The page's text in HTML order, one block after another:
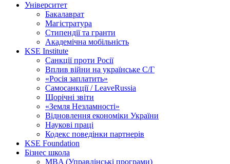
Університет
Бакалаврат
Магістратура
Стипендії та гранти
Академічна мобільність
KSE Institute
Санкції проти Росії
Вплив війни на українське С/Г
«Росія заплатить»
Самосанкції / LeaveRussia
Щорічні звіти
«Земля Незламності»
Відновлення економіки України
Наукові праці
Кодекс поведінки партнерів
KSE Foundation
Бізнес школа
MBA (Управлінські програми)